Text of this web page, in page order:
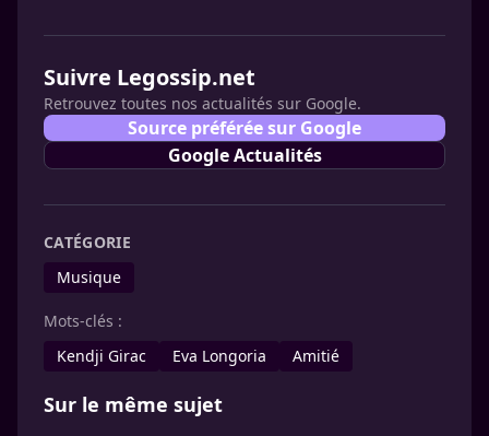
Suivre Legossip.net
Retrouvez toutes nos actualités sur Google.
Source préférée sur Google
Google Actualités
CATÉGORIE
Musique
Mots-clés :
Kendji Girac
Eva Longoria Amitié
Sur le même sujet